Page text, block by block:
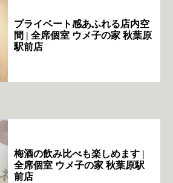
プライベート感あふれる店内空
間 | 全席個室 ウメ子の家 秋葉原
駅前店
梅酒の飲み比べも楽しめます |
全席個室 ウメ子の家 秋葉原駅
前店